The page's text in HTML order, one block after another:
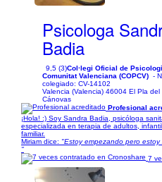
Psicologa
Badia
9,5 (3)Col·legi Oficial de
Comunitat Valenciana (COPCV) -
colegiado: CV-14102
Valencia (Valencia) 46004 El Pla del
Cánovas
Profesional
¡Hola! :) Soy Sandra Badia, psicóloga
especializada en terapia de adultos,
familiar.
Miriam dice: "Estoy empezando pero
"
7